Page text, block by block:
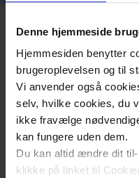
Denne hjemmeside
Hjemmesiden benytter
brugeroplevelsen og til
Vi anvender også
selv, hvilke cookies, du
ikke fravælge
kan fungere uden dem.
Du kan altid ændre dit
klikke på linket til
Region Sjællands
Regionens visuelle
designet skal